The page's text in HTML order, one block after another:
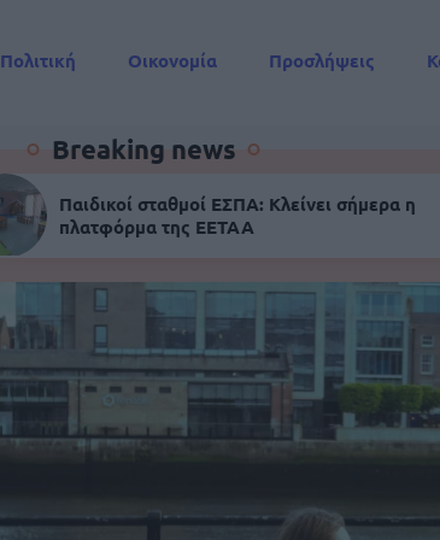
Πολιτική Οικονομία Προσλήψεις
Breaking news
Παιδικοί σταθμοί ΕΣΠΑ: Κλείνει σήμερα η
πλατφόρμα της ΕΕΤΑΑ